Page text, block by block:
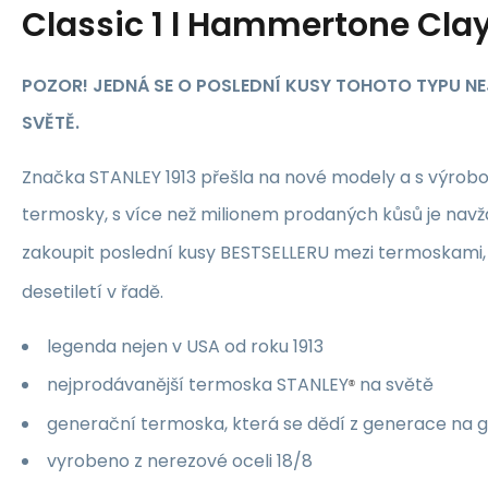
Classic 1 l Hammertone
POZOR! JEDNÁ SE O POSLEDNÍ KUSY TOHOTO TYPU
SVĚTĚ.
Značka STANLEY 1913 přešla na nové modely a s
termosky, s více než milionem prodaných kůsů je
zakoupit poslední kusy BESTSELLERU mezi termoskami,
desetiletí v řadě.
legenda nejen v USA od roku 1913
nejprodávanější termoska STANLEY® na světě
generační termoska, která se dědí z generace na
vyrobeno z nerezové oceli 18/8